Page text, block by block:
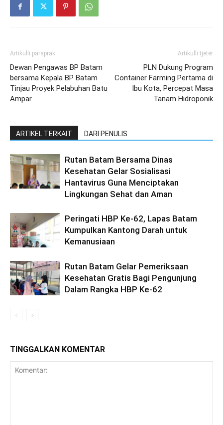
Artikulli paraprak
Dewan Pengawas BP Batam
bersama Kepala BP Batam
Tinjau Proyek Pelabuhan Batu
Ampar
Artikulli tjetër
PLN Dukung Program
Container Farming Pertama di
Ibu Kota, Percepat Masa
Tanam Hidroponik
ARTIKEL TERKAIT DARI PENULIS
Rutan Batam Bersama Dinas
Kesehatan Gelar Sosialisasi
Hantavirus Guna Menciptakan
Lingkungan Sehat dan Aman
Peringati HBP Ke-62, Lapas Batam
Kumpulkan Kantong Darah untuk
Kemanusiaan
Rutan Batam Gelar Pemeriksaan
Kesehatan Gratis Bagi Pengunjung
Dalam Rangka HBP Ke-62
TINGGALKAN KOMENTAR